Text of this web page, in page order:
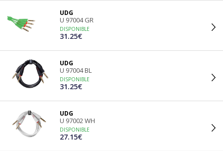
UDG
U 97004 GR
DISPONIBLE
31.25€
UDG
U 97004 BL
DISPONIBLE
31.25€
UDG
U 97002 WH
DISPONIBLE
27.15€